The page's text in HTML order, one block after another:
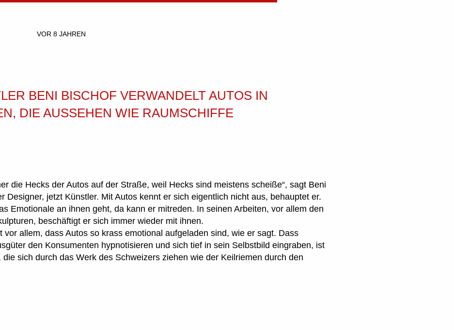
VOR 8 JAHREN
BENI BISCHOF VERWANDELT AUTOS IN
DIE AUSSEHEN WIE RAUMSCHIFFE
die Hecks der Autos auf der Straße, weil Hecks sind meistens scheiße“, sagt Beni
Designer, jetzt Künstler. Mit Autos kennt er sich eigentlich nicht aus, behauptet er.
Emotionale an ihnen geht, da kann er mitreden. In seinen Arbeiten, vor allem den
beschäftigt er sich immer wieder mit ihnen.
vor allem, dass Autos so krass emotional aufgeladen sind, wie er sagt. Dass
den Konsumenten hypnotisieren und sich tief in sein Selbstbild eingraben, ist
sich durch das Werk des Schweizers ziehen wie der Keilriemen durch den